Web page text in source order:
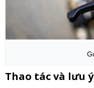
Thao tác và lưu